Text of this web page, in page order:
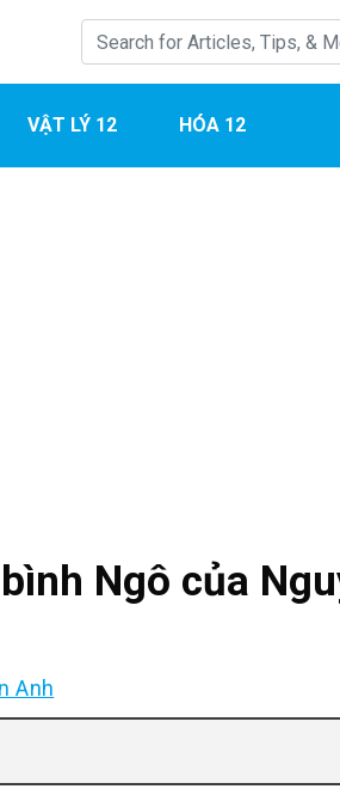
VẬT LÝ 12 HÓA 12
Ngô của
Anh